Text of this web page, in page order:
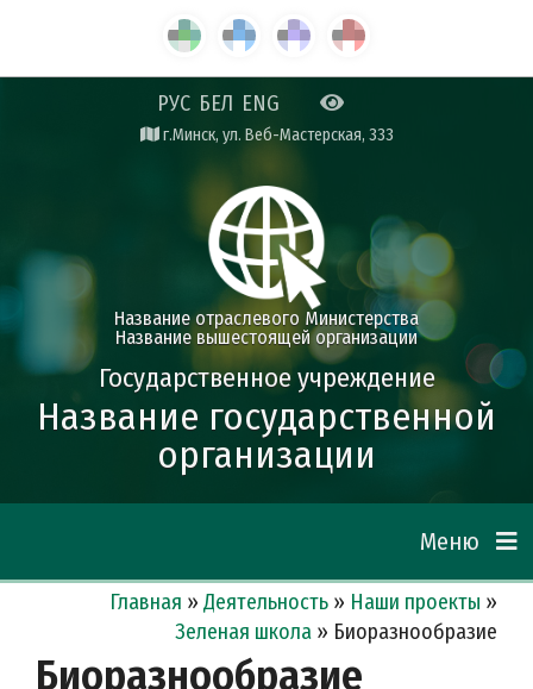
РУС БЕЛ ENG
г.Минск, ул. Веб-Мастерская, 333
Название отраслевого Министерства
Название вышестоящей организации
Государственное учреждение
Название государственной
организации
Меню
Главная » Деятельность » Наши проекты »
Зеленая школа » Биоразнообразие
Биоразнообразие